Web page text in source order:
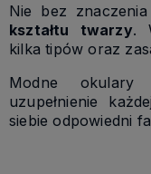
Nie bez
kształtu twarzy.
kilka tipów oraz
Modne okulary
uzupełnienie
siebie odpowiedni